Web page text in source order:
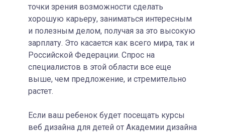
точки зрения возможности сделать
хорошую карьеру, заниматься интересным
и полезным делом, получая за это высокую
зарплату. Это касается как всего мира, так и
Российской Федерации. Спрос на
специалистов в этой области все еще
выше, чем предложение, и стремительно
растет.
Если ваш ребенок будет посещать курсы
веб дизайна для детей от Академии дизайна